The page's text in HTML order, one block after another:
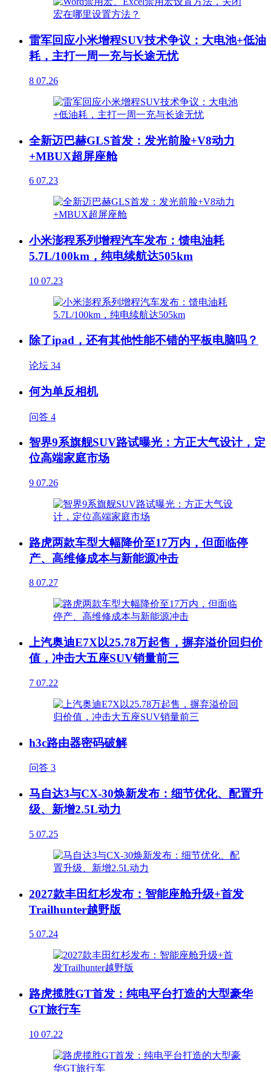
雷军回应小米增程SUV技术争议：大电池+低油
耗，主打一周一充与长途无忧
8 07.26
全新迈巴赫GLS首发：发光前脸+V8动力
+MBUX超屏座舱
6 07.23
小米澎程系列增程汽车发布：馈电油耗
5.7L/100km，纯电续航达505km
10 07.23
除了ipad，还有其他性能不错的平板电脑吗？
论坛 34
何为单反相机
问答 4
智界9系旗舰SUV路试曝光：方正大气设计，定
位高端家庭市场
9 07.26
路虎两款车型大幅降价至17万内，但面临停
产、高维修成本与新能源冲击
8 07.27
上汽奥迪E7X以25.78万起售，摒弃溢价回归价
值，冲击大五座SUV销量前三
7 07.22
h3c路由器密码破解
问答 3
马自达3与CX-30焕新发布：细节优化、配置升
级、新增2.5L动力
5 07.25
2027款丰田红杉发布：智能座舱升级+首发
Trailhunter越野版
5 07.24
路虎揽胜GT首发：纯电平台打造的大型豪华
GT旅行车
10 07.22